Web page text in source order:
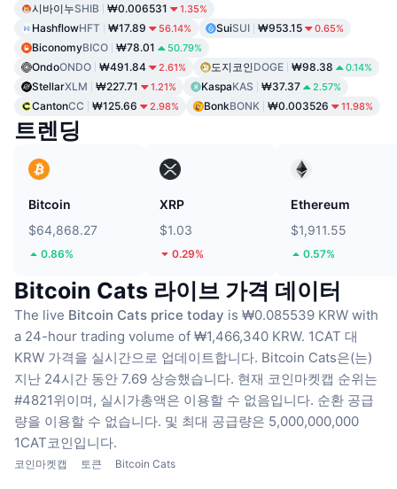
시바이누SHIB ₩0.006531 1.35%
HashflowHFT ₩17.89 56.14% SuiSUI ₩953.15 0.65%
BiconomyBICO ₩78.01 50.79%
OndoONDO ₩491.84 2.61% 도지코인DOGE ₩98.38 0.14%
StellarXLM ₩227.71 1.21% KaspaKAS ₩37.37 2.57%
CantonCC ₩125.66 2.98% BonkBONK ₩0.003526 11.98%
트렌딩
Bitcoin
$64,868.27
0.86%
XRP
$1.03
0.29%
Ethereum
$1,911.55
0.57%
Bitcoin Cats 라이브 가격 데이터
The live Bitcoin Cats price today is ₩0.085539 KRW with
a 24-hour trading volume of ₩1,466,340 KRW. 1CAT 대
KRW 가격을 실시간으로 업데이트합니다. Bitcoin Cats은(는)
지난 24시간 동안 7.69 상승했습니다. 현재 코인마켓캡 순위는
#4821위이며, 실시가총액은 이용할 수 없음입니다. 순환 공급
량을 이용할 수 없습니다. 및 최대 공급량은 5,000,000,000
1CAT코인입니다.
코인마켓캡 토큰 Bitcoin Cats